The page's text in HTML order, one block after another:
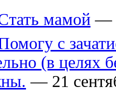
мамой —
с
(в целях
— 21